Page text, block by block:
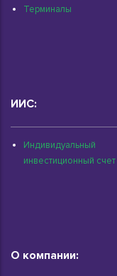
Терминалы
ИИС:
Индивидуальный
инвестиционный счет
О компании: